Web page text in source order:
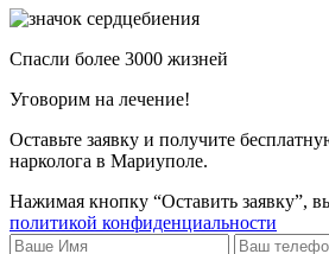
Спасли более 3000 жизней
Уговорим на лечение!
Оставьте заявку и получите
нарколога в Мариуполе.
Нажимая кнопку “Оставить заявку”,
политикой конфиденциальности